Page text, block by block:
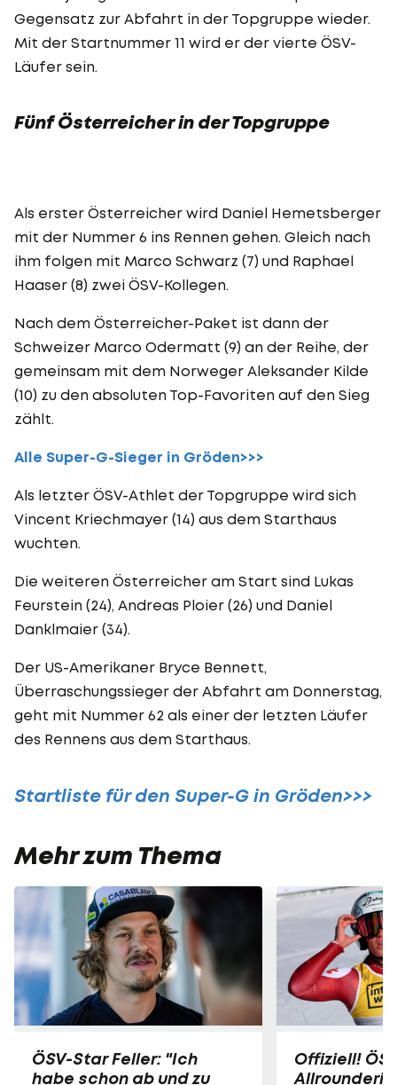
Gegensatz zur Abfahrt in der Topgruppe wieder.
Mit der Startnummer 11 wird er der vierte ÖSV-
Läufer sein.
Fünf Österreicher in der Topgruppe
Als erster Österreicher wird Daniel Hemetsberger
mit der Nummer 6 ins Rennen gehen. Gleich nach
ihm folgen mit Marco Schwarz (7) und Raphael
Haaser (8) zwei ÖSV-Kollegen.
Nach dem Österreicher-Paket ist dann der
Schweizer Marco Odermatt (9) an der Reihe, der
gemeinsam mit dem Norweger Aleksander Kilde
(10) zu den absoluten Top-Favoriten auf den Sieg
zählt.
Alle Super-G-Sieger in Gröden>>>
Als letzter ÖSV-Athlet der Topgruppe wird sich
Vincent Kriechmayer (14) aus dem Starthaus
wuchten.
Die weiteren Österreicher am Start sind Lukas
Feurstein (24), Andreas Ploier (26) und Daniel
Danklmaier (34).
Der US-Amerikaner Bryce Bennett,
Überraschungssieger der Abfahrt am Donnerstag,
geht mit Nummer 62 als einer der letzten Läufer
des Rennens aus dem Starthaus.
Startliste für den Super-G in Gröden>>>
Mehr zum Thema
ÖSV-Star Feller: "Ich
habe schon ab und zu
Offiziell!